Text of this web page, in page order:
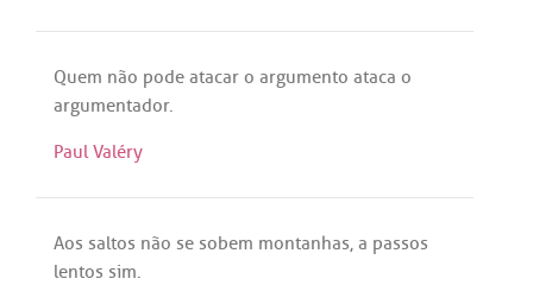
Quem não pode atacar o argumento ataca o
argumentador.
Paul Valéry
Aos saltos não se sobem montanhas, a passos
lentos sim.